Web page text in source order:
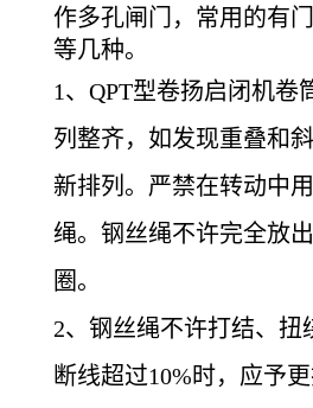
作多孔闸门，常用的有
等几种。
1、QPT型卷扬启闭机卷
列整齐，如发现重叠和
新排列。严禁在转动中
绳。钢丝绳不许完全放
圈。
2、钢丝绳不许打结、扭
断线超过10%时，应